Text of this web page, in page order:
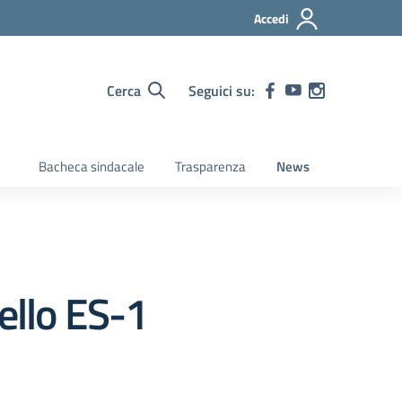
Accedi
Cerca Seguici su:
Bacheca sindacale Trasparenza News
ES-1